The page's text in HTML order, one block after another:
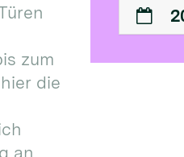
zum
die
an